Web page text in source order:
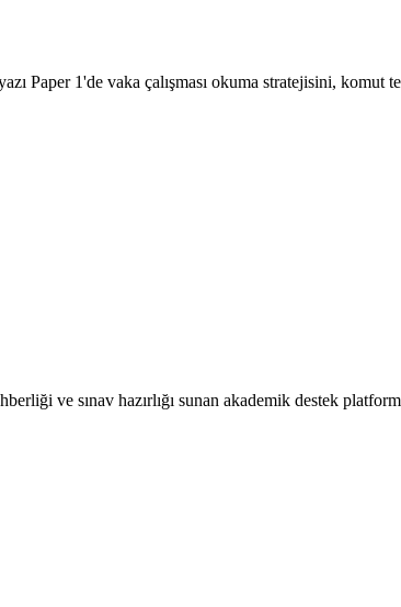
Paper 1'de vaka çalışması okuma stratejisini, komut
ve sınav hazırlığı sunan akademik destek